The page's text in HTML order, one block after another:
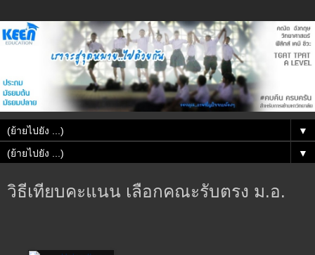
▼
▼
วิธีเทียบคะแนน เลือกคณะรับตรง ม.อ.